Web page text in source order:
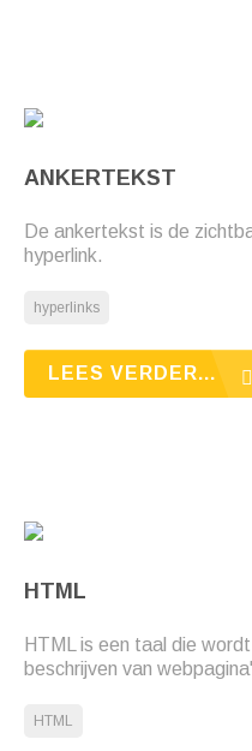
ANKERTEKST
De ankertekst is de
hyperlink.
hyperlinks
LEES VERDER...
HTML
HTML is een taal die
beschrijven van
HTML